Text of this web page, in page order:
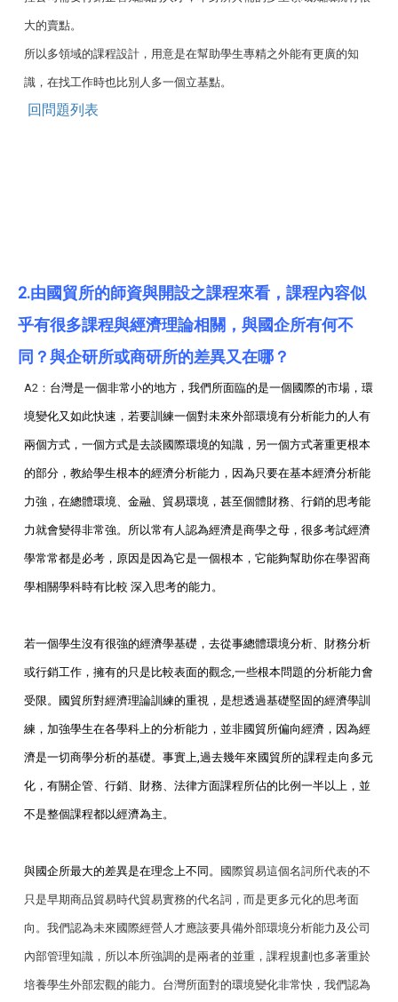
大的賣點。
所以多領域的課程設計，用意是在幫助學生專精之外能有更廣的知
識，在找工作時也比別人多一個立基點。
回問題列表
2.由國貿所的師資與開設之課程來看，課程內容似
乎有很多課程與經濟理論相關，與國企所有何不
同？與企研所或商研所的差異又在哪？
A2： 台灣是一個非常小的地方，我們所面臨的是一個國際的市場，環
境變化又如此快速，若要訓練一個對未來外部環境有分析能力的人有
兩個方式，一個方式是去談國際環境的知識，另一個方式著重更根本
的部分，教給學生根本的經濟分析能力，因為只要在基本經濟分析能
力強，在總體環境、金融、貿易環境，甚至個體財務、行銷的思考能
力就會變得非常強。所以常有人認為經濟是商學之母，很多考試經濟
學常常都是必考，原因是因為它是一個根本，它能夠幫助你在學習商
學相關學科時有比較 深入思考的能力。
若一個學生沒有很強的經濟學基礎，去從事總體環境分析、財務分析
或行銷工作，擁有的只是比較表面的觀念,一些根本問題的分析能力會
受限。國貿所對經濟理論訓練的重視，是想透過基礎堅固的經濟學訓
練，加強學生在各學科上的分析能力，並非國貿所偏向經濟，因為經
濟是一切商學分析的基礎。事實上,過去幾年來國貿所的課程走向多元
化，有關企管、行銷、財務、法律方面課程所佔的比例一半以上，並
不是整個課程都以經濟為主。
與國企所最大的差異是在理念上不同。 國際貿易這個名詞所代表的不
只是早期商品貿易時代貿易實務的代名詞，而是更多元化的思考面
向。我們認為未來國際經營人才應該要具備外部環境分析能力及公司
內部管理知識，所以本所強調的是兩者的並重，課程規劃也多著重於
培養學生外部宏觀的能力。台灣所面對的環境變化非常快，我們認為